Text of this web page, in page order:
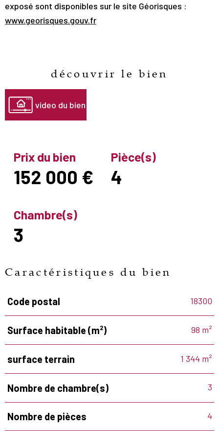
exposé sont disponibles sur le site Géorisques :
www.georisques.gouv.fr
découvrir le bien
video du bien
Prix du bien
152 000 €
Pièce(s)
4
Chambre(s)
3
Caractéristiques du bien
Caractéristiques
Code postal 18300
Surface habitable (m²) 98 m²
surface terrain 1 344 m²
Nombre de chambre(s) 3
Nombre de pièces 4